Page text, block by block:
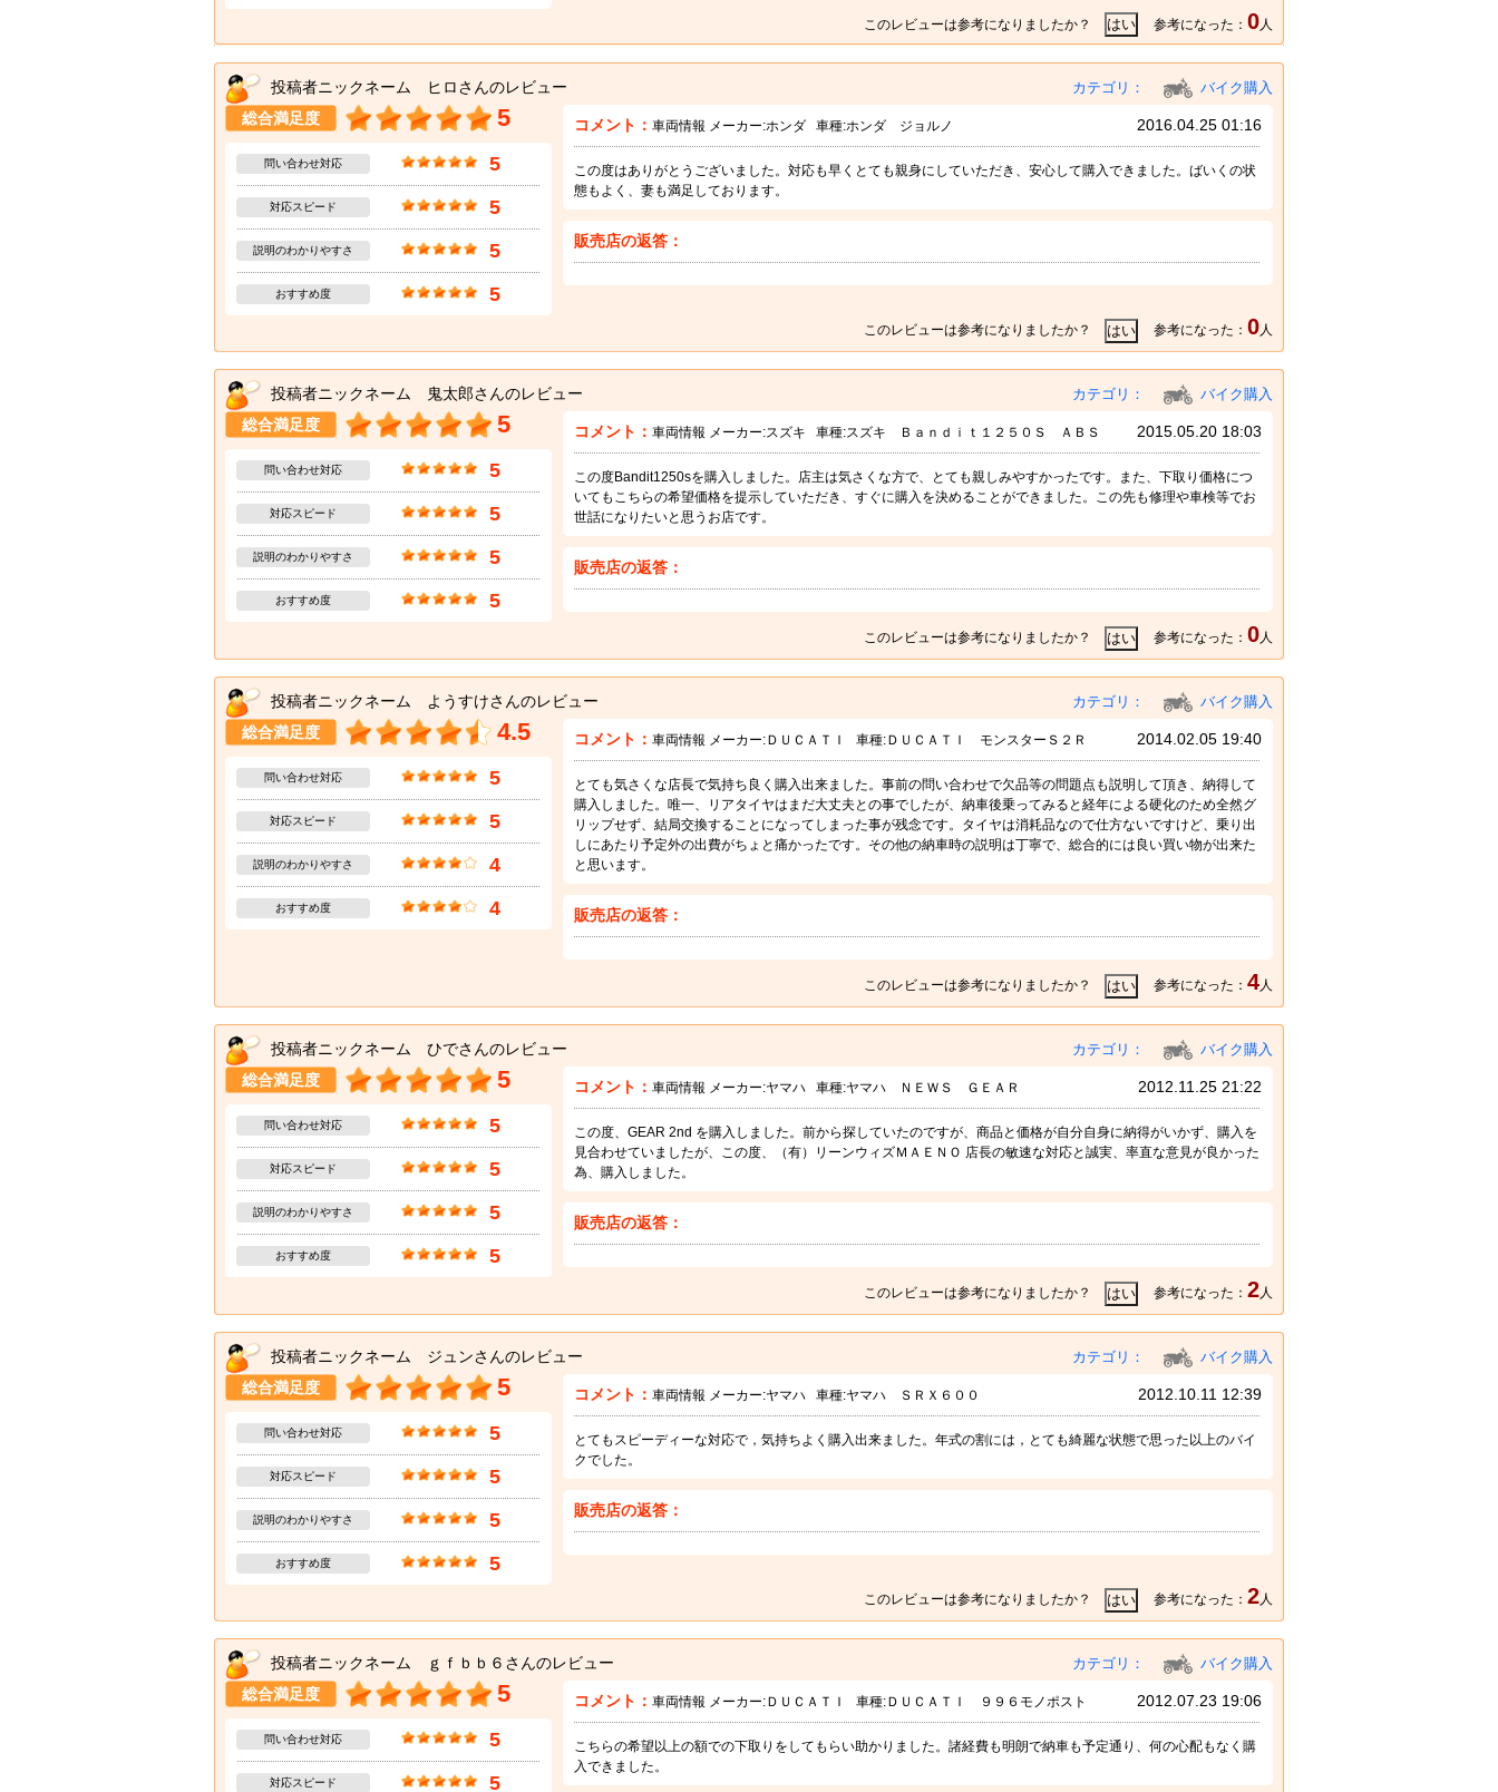
このレビューは参考になりましたか？ 参考になった： 0 人
投稿者ニックネーム ヒロさんのレビュー カテゴリ： バイク購入
総合満足度 5
問い合わせ対応 5
対応スピード 5
説明のわかりやすさ 5
おすすめ度 5
コメント： 車両情報 メーカー:ホンダ 車種:ホンダ ジョルノ 2016.04.25 01:16
この度はありがとうございました。対応も早くとても親身にしていただき、安心して購入できました。ばいくの状
態もよく、妻も満足しております。
販売店の返答：
このレビューは参考になりましたか？ 参考になった： 0人
投稿者ニックネーム 鬼太郎さんのレビュー カテゴリ： バイク購入
総合満足度 5
問い合わせ対応 5
対応スピード 5
説明のわかりやすさ 5
おすすめ度 5
コメント： 車両情報 メーカー:スズキ 車種:スズキ Ｂａｎｄｉｔ１２５０Ｓ ＡＢＳ 2015.05.20 18:03
この度Bandit1250sを購入しました。店主は気さくな方で、とても親しみやすかったです。また、下取り価格につ
いてもこちらの希望価格を提示していただき、すぐに購入を決めることができました。この先も修理や車検等でお
世話になりたいと思うお店です。
販売店の返答：
このレビューは参考になりましたか？ 参考になった： 0人
投稿者ニックネーム ようすけさんのレビュー カテゴリ： バイク購入
総合満足度 4.5
問い合わせ対応 5
対応スピード 5
説明のわかりやすさ 4
おすすめ度 4
コメント： 車両情報 メーカー:ＤＵＣＡＴＩ 車種:ＤＵＣＡＴＩ モンスターＳ２Ｒ 2014.02.05 19:40
とても気さくな店長で気持ち良く購入出来ました。事前の問い合わせで欠品等の問題点も説明して頂き、納得して
購入しました。唯一、リアタイヤはまだ大丈夫との事でしたが、納車後乗ってみると経年による硬化のため全然グ
リップせず、結局交換することになってしまった事が残念です。タイヤは消耗品なので仕方ないですけど、乗り出
しにあたり予定外の出費がちょと痛かったです。その他の納車時の説明は丁寧で、総合的には良い買い物が出来た
と思います。
販売店の返答：
このレビューは参考になりましたか？ 参考になった： 4人
投稿者ニックネーム ひでさんのレビュー カテゴリ： バイク購入
総合満足度 5
問い合わせ対応 5
対応スピード 5
説明のわかりやすさ 5
おすすめ度 5
コメント： 車両情報 メーカー:ヤマハ 車種:ヤマハ ＮＥＷＳ ＧＥＡＲ 2012.11.25 21:22
この度、GEAR 2nd を購入しました。前から探していたのですが、商品と価格が自分自身に納得がいかず、購入を
見合わせていましたが、この度、（有）リーンウィズＭＡＥＮＯ 店長の敏速な対応と誠実、率直な意見が良かった
為、購入しました。
販売店の返答：
このレビューは参考になりましたか？ 参考になった： 2人
投稿者ニックネーム ジュンさんのレビュー カテゴリ： バイク購入
総合満足度 5
問い合わせ対応 5
対応スピード 5
説明のわかりやすさ 5
おすすめ度 5
コメント： 車両情報 メーカー:ヤマハ 車種:ヤマハ ＳＲＸ６００ 2012.10.11 12:39
とてもスピーディーな対応で，気持ちよく購入出来ました。年式の割には，とても綺麗な状態で思った以上のバイ
クでした。
販売店の返答：
このレビューは参考になりましたか？ 参考になった： 2 人
投稿者ニックネーム ｇｆｂｂ６さんのレビュー カテゴリ： バイク購入
総合満足度 5
問い合わせ対応 5
対応スピード 5
コメント： 車両情報 メーカー:ＤＵＣＡＴＩ 車種:ＤＵＣＡＴＩ ９９６モノポスト 2012.07.23 19:06
こちらの希望以上の額での下取りをしてもらい助かりました。諸経費も明朗で納車も予定通り、何の心配もなく購
入できました。